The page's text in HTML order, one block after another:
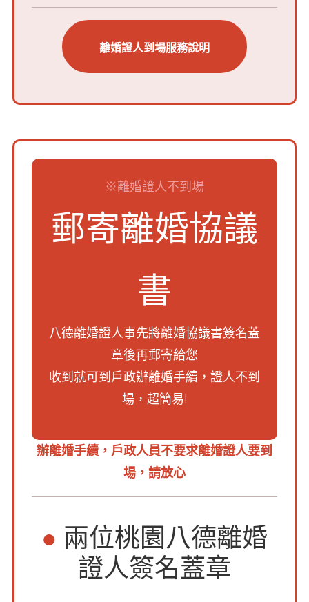
離婚證人到場服務說明
※離婚證人不到場
郵寄離婚協議
書
八德離婚證人事先將離婚協議書簽名蓋
章後再郵寄給您
收到就可到戶政辦離婚手續，證人不到
場，超簡易!
辦離婚手續，戶政人員不要求離婚證人要到
場，請放心
● 兩位桃園八德離婚
證人簽名蓋章